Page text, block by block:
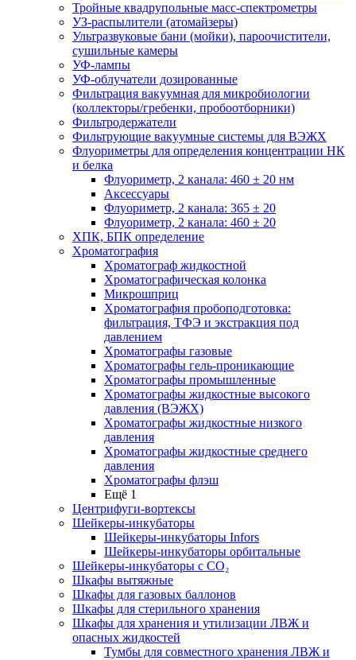
Тройные квадрупольные масс-спектрометры
УЗ-распылители (атомайзеры)
Ультразвуковые бани (мойки), пароочистители,
сушильные камеры
УФ-лампы
УФ-облучатели дозированные
Фильтрация вакуумная для микробиологии
(коллекторы/гребенки, пробоотборники)
Фильтродержатели
Фильтрующие вакуумные системы для ВЭЖХ
Флуориметры для определения концентрации НК
и белка
Флуориметр, 2 канала: 460 ± 20 нм
Аксессуары
Флуориметр, 2 канала: 365 ± 20
Флуориметр, 2 канала: 460 ± 20
ХПК, БПК определение
Хроматография
Хроматограф жидкостной
Хроматографическая колонка
Микрошприц
Хроматография пробоподготовка:
фильтрация, ТФЭ и экстракция под
давлением
Хроматографы газовые
Хроматографы гель-проникающие
Хроматографы промышленные
Хроматографы жидкостные высокого
давления (ВЭЖХ)
Хроматографы жидкостные низкого
давления
Хроматографы жидкостные среднего
давления
Хроматографы флэш
Ещё 1
Центрифуги-вортексы
Шейкеры-инкубаторы
Шейкеры-инкубаторы Infors
Шейкеры-инкубаторы орбитальные
Шейкеры-инкубаторы с CО₂
Шкафы вытяжные
Шкафы для газовых баллонов
Шкафы для стерильного хранения
Шкафы для хранения и утилизации ЛВЖ и
опасных жидкостей
Тумбы для совместного хранения ЛВЖ и